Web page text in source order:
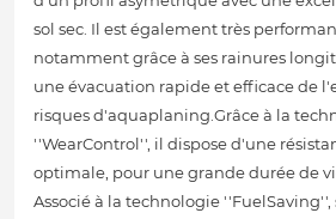
sol sec. Il est également très
notamment grâce à ses rainures
une évacuation rapide et efficace de
risques d'aquaplaning.Grâce à la
''WearControl'', il dispose d'une
optimale, pour une grande durée de
Associé à la technologie